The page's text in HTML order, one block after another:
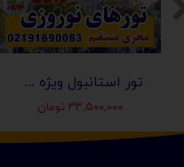
تور استانبول ویژه عید نوروز 1405 | مجری مستقیم ✈️
۳۳,۵۰۰,۰۰۰ تومان